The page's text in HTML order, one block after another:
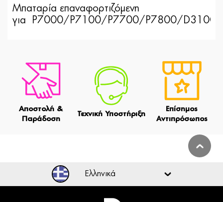
Μπαταρία επαναφορτιζόμενη
για
P7000/P7100/P7700/P7800/
Αποστολή &
Παράδοση
Τεχνική Υποστήριξη
Επίσημος
Αντιπρόσωπος
Ελληνικά
Ελληνικά